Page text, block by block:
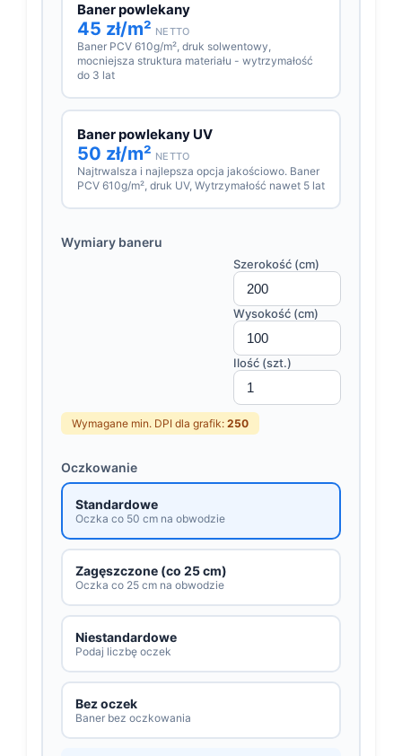
Baner powlekany
45 zł/m² NETTO
Baner PCV 610g/m², druk solwentowy,
mocniejsza struktura materiału - wytrzymałość
do 3 lat
Baner powlekany UV
50 zł/m² NETTO
Najtrwalsza i najlepsza opcja jakościowo. Baner
PCV 610g/m², druk UV, Wytrzymałość nawet 5 lat
Wymiary baneru
Szerokość (cm)
Wysokość (cm)
Ilość (szt.)
Wymagane min. DPI dla grafik: 250
Oczkowanie
Standardowe
Oczka co 50 cm na obwodzie
Zagęszczone (co 25 cm)
Oczka co 25 cm na obwodzie
Niestandardowe
Podaj liczbę oczek
Bez oczek
Baner bez oczkowania